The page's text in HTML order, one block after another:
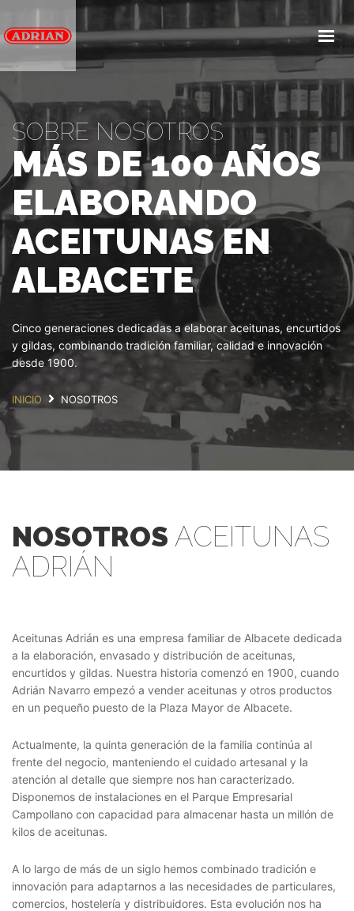
INICIO
PRODUCTOS
SERVICIOS
BLOG
CONTACTA
SOBRE NOSOTROS
MÁS DE 100 AÑOS
ELABORANDO
ACEITUNAS EN
ALBACETE
Cinco generaciones dedicadas a elaborar aceitunas, encurtidos
y gildas, combinando tradición familiar, calidad e innovación
desde 1900.
INICIO NOSOTROS
NOSOTROS ACEITUNAS
ADRIÁN
Aceitunas Adrián es una empresa familiar de Albacete dedicada
a la elaboración, envasado y distribución de aceitunas,
encurtidos y gildas. Nuestra historia comenzó en 1900, cuando
Adrián Navarro empezó a vender aceitunas y otros productos
en un pequeño puesto de la Plaza Mayor de Albacete.
Actualmente, la quinta generación de la familia continúa al
frente del negocio, manteniendo el cuidado artesanal y la
atención al detalle que siempre nos han caracterizado.
Disponemos de instalaciones en el Parque Empresarial
Campollano con capacidad para almacenar hasta un millón de
kilos de aceitunas.
A lo largo de más de un siglo hemos combinado tradición e
innovación para adaptarnos a las necesidades de particulares,
comercios, hostelería y distribuidores. Esta evolución nos ha